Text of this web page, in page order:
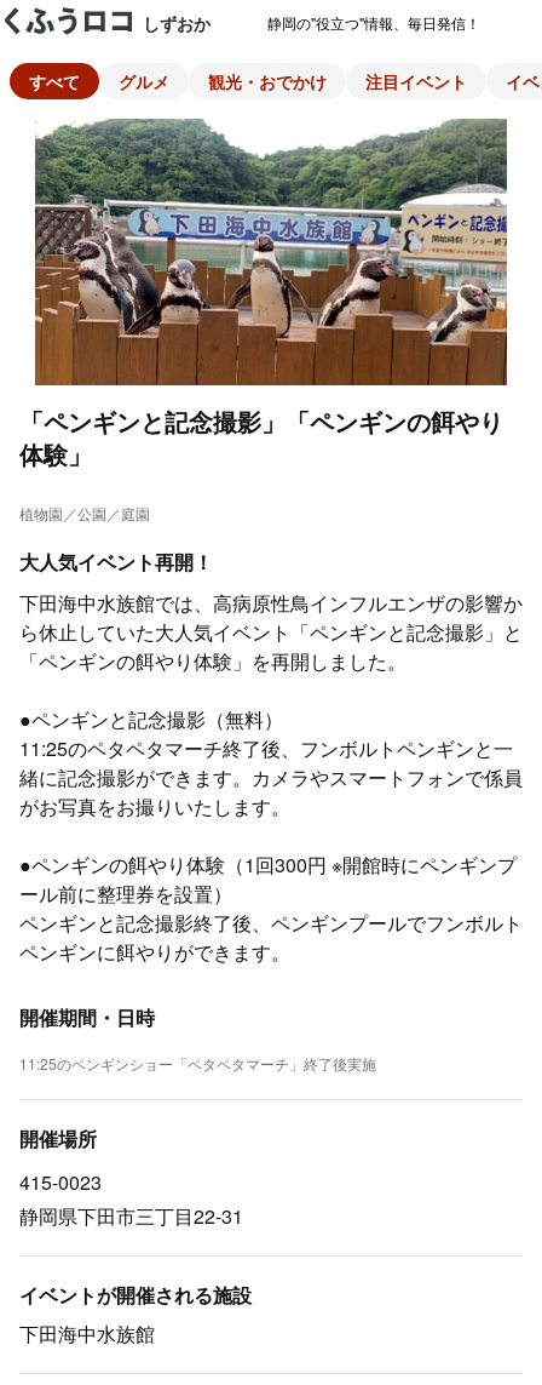
しずおか 静岡の"役立つ"情報、毎日発信！
すべて グルメ 観光・おでかけ 注目イベント イ
「ペンギンと記念撮影」「ペンギンの餌やり
体験」
植物園／公園／庭園
大人気イベント再開！
下田海中水族館では、高病原性鳥インフルエンザの影響か
ら休止していた大人気イベント「ペンギンと記念撮影」と
「ペンギンの餌やり体験」を再開しました。
●ペンギンと記念撮影（無料）
11:25のペタペタマーチ終了後、フンボルトペンギンと一
緒に記念撮影ができます。カメラやスマートフォンで係員
がお写真をお撮りいたします。
●ペンギンの餌やり体験（1回300円 ※開館時にペンギンプ
ール前に整理券を設置）
ペンギンと記念撮影終了後、ペンギンプールでフンボルト
ペンギンに餌やりができます。
開催期間・日時
11:25のペンギンショー「ペタペタマーチ」終了後実施
開催場所
415-0023
静岡県下田市三丁目22-31
イベントが開催される施設
下田海中水族館